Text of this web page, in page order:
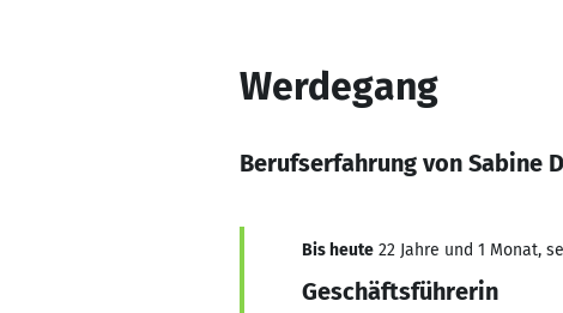
Werdegang
Berufserfahrung von Sabine
Bis heute 22 Jahre und 1 Monat,
Geschäftsführerin